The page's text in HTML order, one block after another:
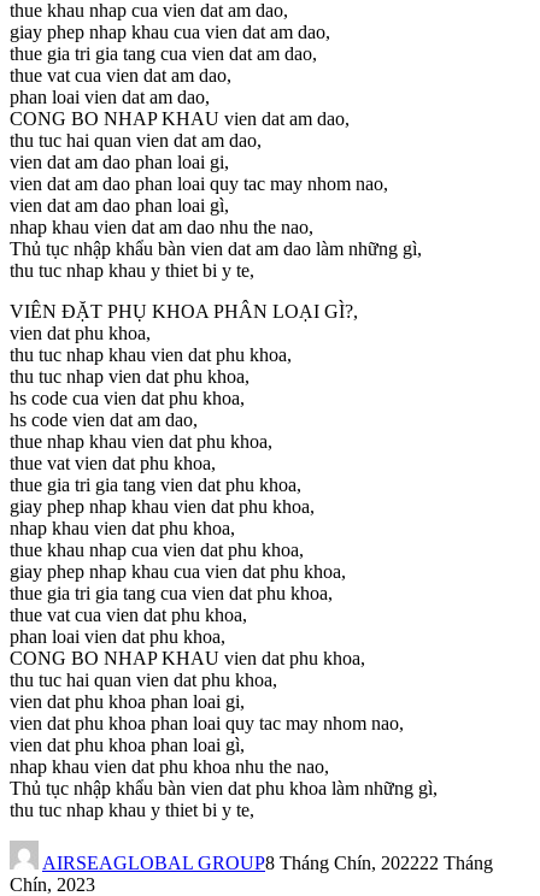
thue khau nhap cua vien dat am dao,
giay phep nhap khau cua vien dat am dao,
thue gia tri gia tang cua vien dat am dao,
thue vat cua vien dat am dao,
phan loai vien dat am dao,
CONG BO NHAP KHAU vien dat am dao,
thu tuc hai quan vien dat am dao,
vien dat am dao phan loai gi,
vien dat am dao phan loai quy tac may nhom nao,
vien dat am dao phan loai gì,
nhap khau vien dat am dao nhu the nao,
Thủ tục nhập khẩu bàn vien dat am dao làm những gì,
thu tuc nhap khau y thiet bi y te,
VIÊN ĐẶT PHỤ KHOA PHÂN LOẠI GÌ?,
vien dat phu khoa,
thu tuc nhap khau vien dat phu khoa,
thu tuc nhap vien dat phu khoa,
hs code cua vien dat phu khoa,
hs code vien dat am dao,
thue nhap khau vien dat phu khoa,
thue vat vien dat phu khoa,
thue gia tri gia tang vien dat phu khoa,
giay phep nhap khau vien dat phu khoa,
nhap khau vien dat phu khoa,
thue khau nhap cua vien dat phu khoa,
giay phep nhap khau cua vien dat phu khoa,
thue gia tri gia tang cua vien dat phu khoa,
thue vat cua vien dat phu khoa,
phan loai vien dat phu khoa,
CONG BO NHAP KHAU vien dat phu khoa,
thu tuc hai quan vien dat phu khoa,
vien dat phu khoa phan loai gi,
vien dat phu khoa phan loai quy tac may nhom nao,
vien dat phu khoa phan loai gì,
nhap khau vien dat phu khoa nhu the nao,
Thủ tục nhập khẩu bàn vien dat phu khoa làm những gì,
thu tuc nhap khau y thiet bi y te,
AIRSEAGLOBAL GROUP8 Tháng Chín, 202222 Tháng
Chín, 2023